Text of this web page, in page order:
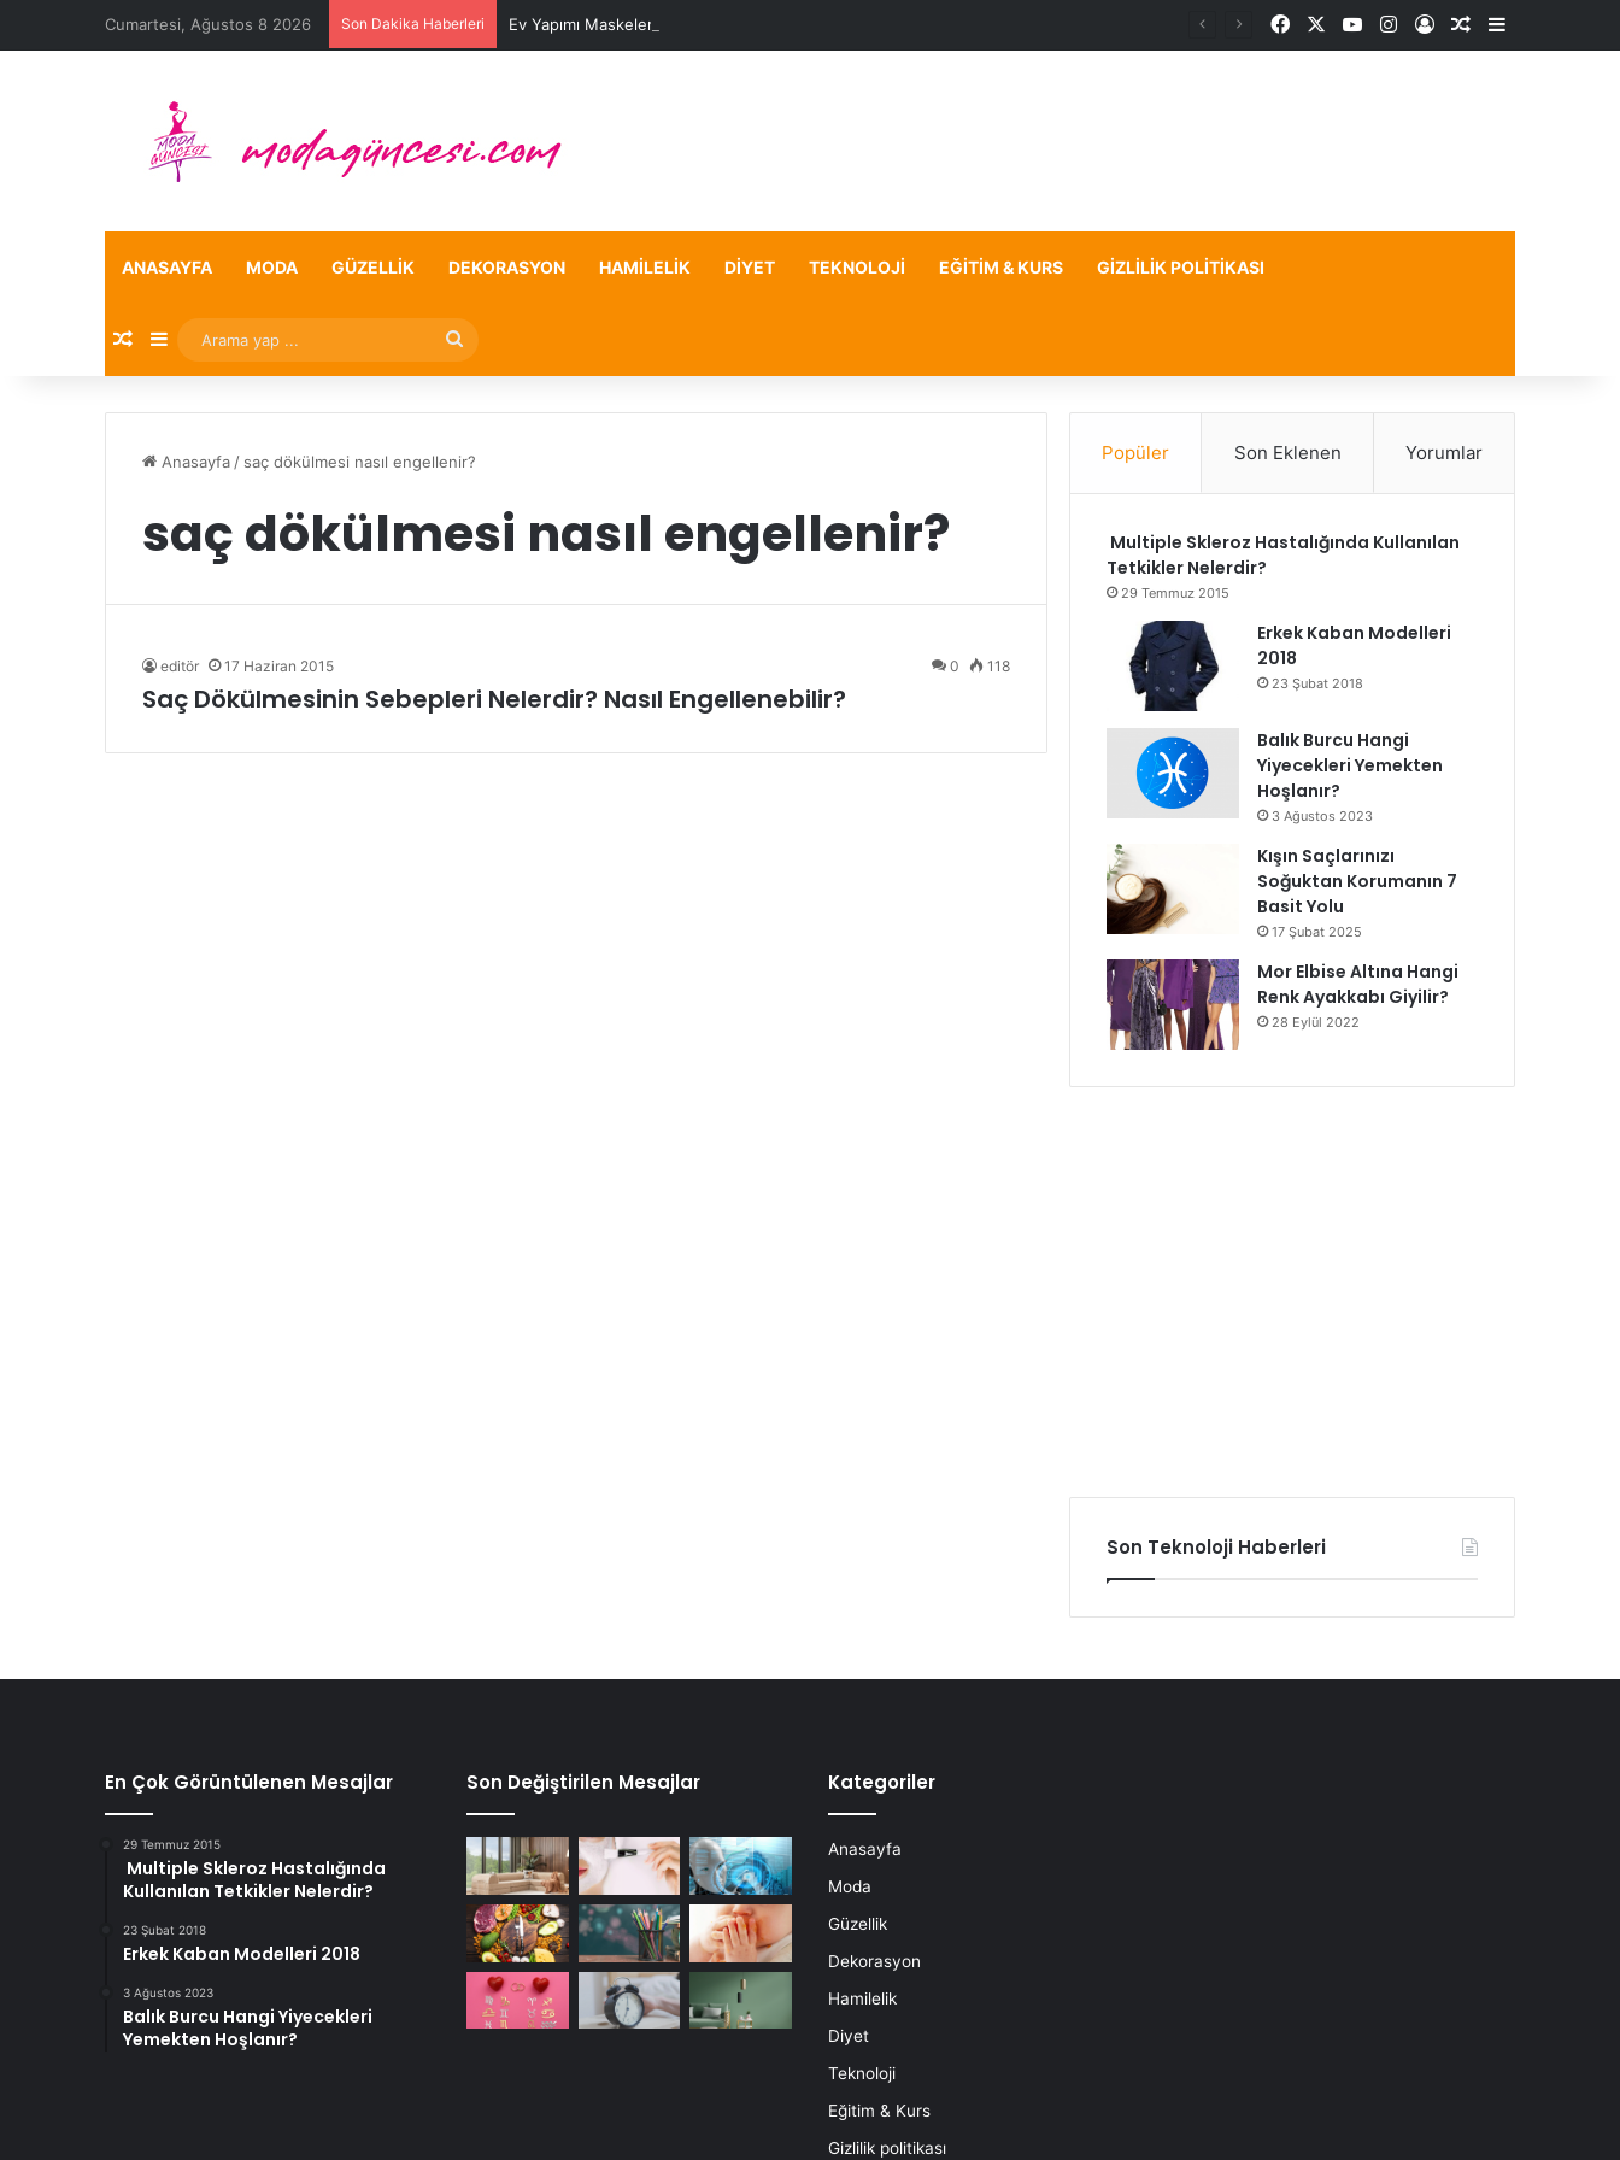
Cumartesi, Ağustos 8 2026 Son Dakika Haberleri Ev Yapımı Maskelerle Leke Sorununa Çözüm Önerileri FacebookYouTubeInstagram
Kayıt OlRastgele Makale
Kenar
ANASAYFA MODA GÜZELLIK DEKORASYON HAMILELIK DIYET TEKNOLOJI EĞITIM & KURS GIZLILIK POLITIKASI
Rastgele Makale
Kenar Bölmesi
Arama
yap
Anasayfa / saç dökülmesi nasıl engellenir?
saç dökülmesi nasıl engellenir?
editör 17 Haziran 2015 0 118
Saç Dökülmesinin Sebepleri Nelerdir? Nasıl Engellenebilir?
Popüler Son Eklenen Yorumlar
Multiple Skleroz Hastalığında Kullanılan
Tetkikler Nelerdir?
29 Temmuz 2015
Erkek Kaban Modelleri
2018
23 Şubat 2018
Balık Burcu Hangi
Yiyecekleri Yemekten
Hoşlanır?
3 Ağustos 2023
Kışın Saçlarınızı
Soğuktan Korumanın 7
Basit Yolu
17 Şubat 2025
Mor Elbise Altına Hangi
Renk Ayakkabı Giyilir?
28 Eylül 2022
Son Teknoloji Haberleri
En Çok Görüntülenen Mesajlar
29 Temmuz 2015
Multiple Skleroz Hastalığında
Kullanılan Tetkikler Nelerdir?
23 Şubat 2018
Erkek Kaban Modelleri 2018
3 Ağustos 2023
Balık Burcu Hangi Yiyecekleri
Yemekten Hoşlanır?
Son Değiştirilen Mesajlar Kategoriler
Anasayfa
Moda
Güzellik
Dekorasyon
Hamilelik
Diyet
Teknoloji
Eğitim & Kurs
Gizlilik politikası